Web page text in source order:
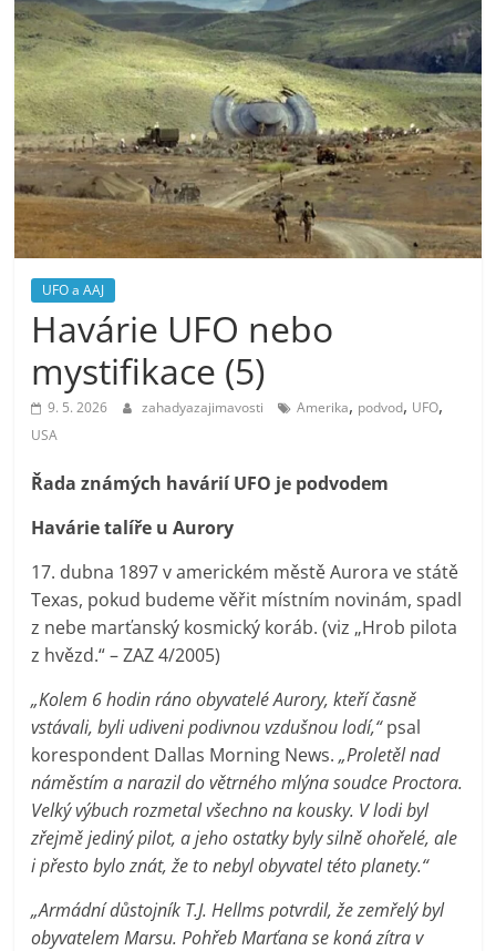
UFO a AAJ
Havárie UFO nebo
mystifikace (5)
9. 5. 2026 zahadyazajimavosti Amerika, podvod, UFO,
USA
Řada známých havárií UFO je podvodem
Havárie talíře u Aurory
17. dubna 1897 v americkém městě Aurora ve státě
Texas, pokud budeme věřit místním novinám, spadl
z nebe marťanský kosmický koráb. (viz „Hrob pilota
z hvězd.“ – ZAZ 4/2005)
„Kolem 6 hodin ráno obyvatelé Aurory, kteří časně
vstávali, byli udiveni podivnou vzdušnou lodí,“psal
korespondent Dallas Morning News.„Proletěl nad
náměstím a narazil do větrného mlýna soudce Proctora.
Velký výbuch rozmetal všechno na kousky. V lodi byl
zřejmě jediný pilot, a jeho ostatky byly silně ohořelé, ale
i přesto bylo znát, že to nebyl obyvatel této planety.“
„Armádní důstojník T.J. Hellms potvrdil, že zemřelý byl
obyvatelem Marsu. Pohřeb Marťana se koná zítra v